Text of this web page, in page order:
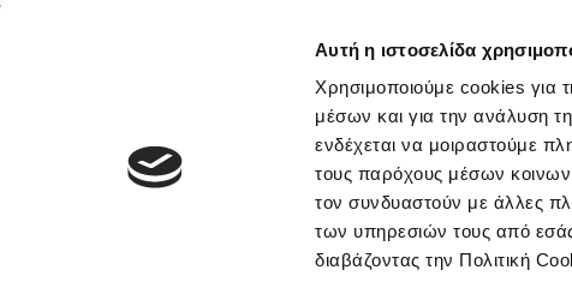
Αυτή η ιστοσελίδα
Χρησιμοποιούμε cookies για
μέσων και για την ανάλυση
ενδέχεται να μοιραστούμε
τους παρόχους μέσων
τον συνδυαστούν με άλλες
των υπηρεσιών τους από
διαβάζοντας την Πολιτική
Νέα & Πληροφορίες Εθνικές Ομάδες
Previous
ΑΝΔΡΕΑΣ ΖΩΔΙΑΤΗΣ